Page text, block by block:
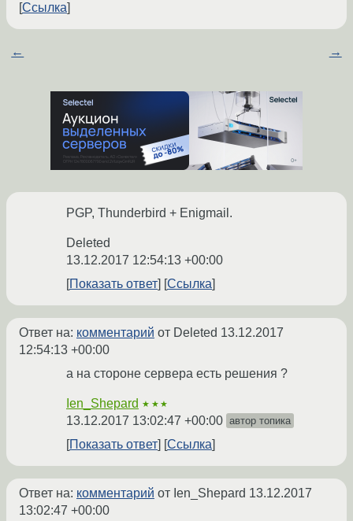
Ссылка
← →
PGP, Thunderbird + Enigmail.
Deleted
13.12.2017 12:54:13 +00:00
Показать ответ
Ссылка
Ответ на: комментарий от Deleted 13.12.2017
12:54:13 +00:00
а на стороне сервера есть решения ?
Ien_Shepard ★★★
13.12.2017 13:02:47 +00:00 автор топика
Показать ответ Ссылка
Ответ на: комментарий от Ien_Shepard 13.12.2017
13:02:47 +00:00